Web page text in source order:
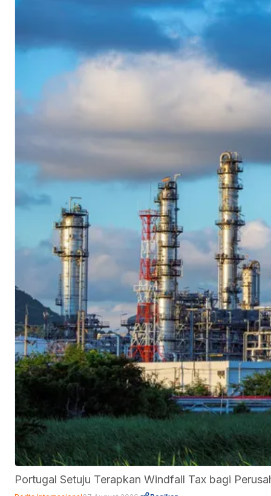
Portugal Setuju Terapkan Windfall Tax bagi